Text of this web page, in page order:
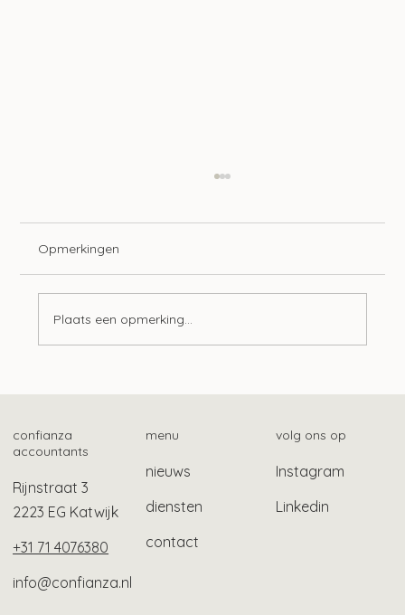
Opmerkingen
Plaats een opmerking...
confianza
accountants
Rijnstraat 3
2223 EG Katwijk
+31 71 4076380
info@confianza.nl
menu
nieuws
diensten
contact
volg ons op
Instagram
Linkedin